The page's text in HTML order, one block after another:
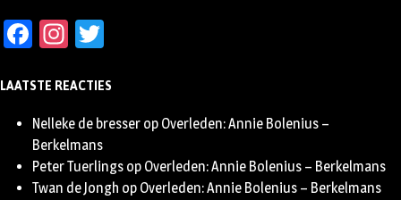
Facebook
Instagram
LAATSTE REACTIES
Nelleke de bresser op Overleden: Annie Bolenius –
Berkelmans
Peter Tuerlings op Overleden: Annie Bolenius – Berkelmans
Twan de Jongh op Overleden: Annie Bolenius – Berkelmans